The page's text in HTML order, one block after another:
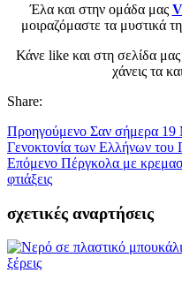
Έλα και στην ομάδα μας
μοιραζόμαστε τα μυστικά
Κάνε like και στη σελίδα
χάνεις τα
Share:
Προηγούμενο Σαν σήμερα 19
Γενοκτονία των Ελλήνων του
Επόμενο Πέργκολα με
φτιάξεις
σχετικές αναρτήσεις